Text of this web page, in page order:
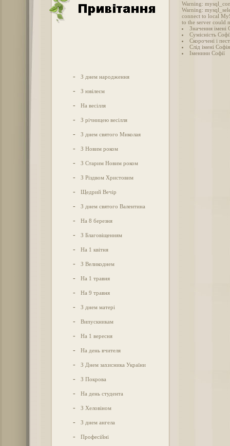
- З днем народження
- З ювілеєм
- На весілля
- З річницею весілля
- З днем святого Миколая
- З Новим роком
- З Старим Новим роком
- З Різдвом Христовим
- Щедрий Вечір
- З днем святого Валентина
- На 8 березня
- З Благовіщенням
- На 1 квітня
- З Великоднем
- На 1 травня
- На 9 травня
- З днем матері
- Випускникам
- На 1 вересня
- На день вчителя
- З Днем захисника України
- З Покрова
- На день студента
- З Хеловіном
- З днем ангела
- Професійні
Warning:
Warning:
connect to local
to the server could
Значення імені
Сумісність
Скорочені і
Слід імені Софія
Іменини Софії